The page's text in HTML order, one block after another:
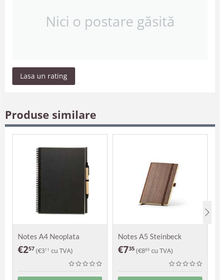
Nici o postare găsită
Lasa un rating
Produse similare
Notes A4 Neoplata
€257 (€311 cu TVA)
Notes A5 Steinbeck
€735 (€889 cu TVA)